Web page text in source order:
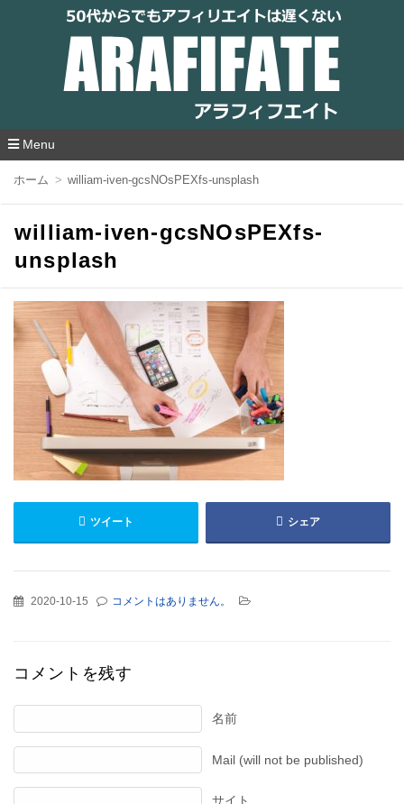
アラフィフエイト｜ 50代からでもアフィリ
エイトは遅くない
Menu
ホーム william-iven-gcsNOsPEXfs-unsplash
william-iven-gcsNOsPEXfs-
unsplash
ツイート シェア
2020-10-15 コメントはありません。
コメントを残す
名前
Mail (will not be published)
サイト